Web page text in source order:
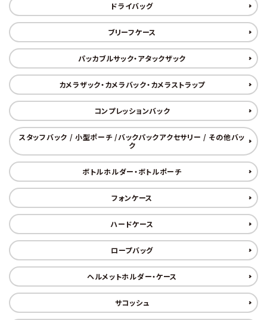
ドライバッグ
ブリーフケース
パッカブルサック・アタックザック
カメラザック・カメラバック・カメラストラップ
コンプレッションバック
スタッフバック / 小型ポーチ /バックパックアクセサリー / その他バッ
ク
ボトルホルダー・ボトルポーチ
フォンケース
ハードケース
ロープバッグ
ヘルメットホルダー・ケース
サコッシュ